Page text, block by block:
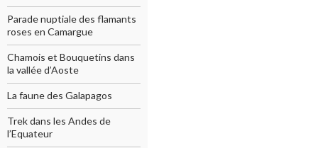
Parade nuptiale des flamants
roses en Camargue
Chamois et Bouquetins dans
la vallée d’Aoste
La faune des Galapagos
Trek dans les Andes de
l’Equateur